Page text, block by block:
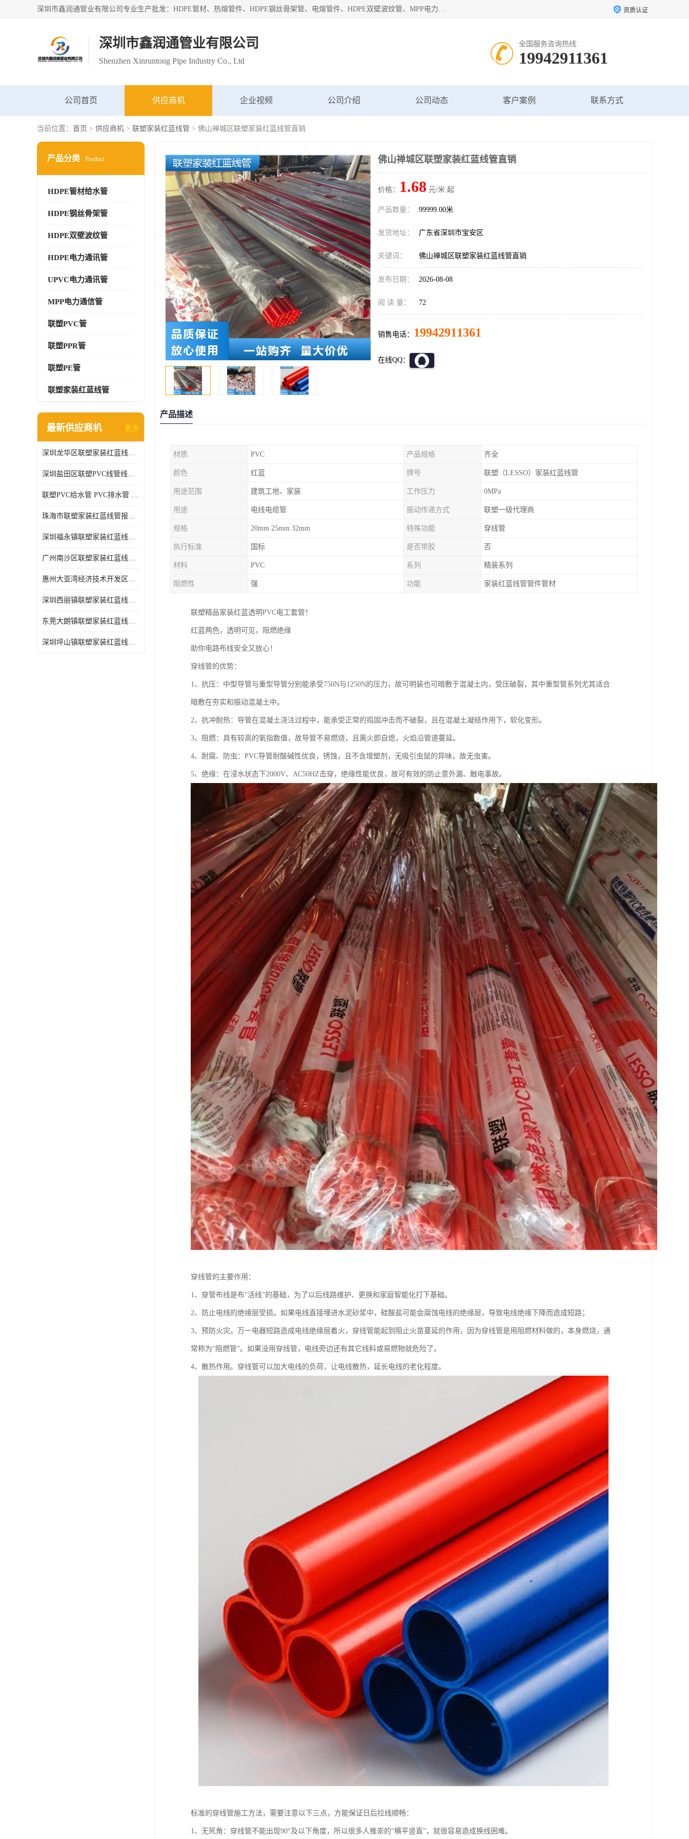
深圳市鑫润通管业有限公司专业生产批发：HDPE管材、热熔管件、HDPE钢丝骨架管、电熔管件、HDPE双壁波纹管、MPP电力管、井盖、PVC管材管件、PPR管材管件等；公司自创建以来，始终秉承“团结、务实、创新、守信”的服务宗旨，凭借专业的服务以及多年的勤奋拼搏，发展成为一家专业销售各种管材管件，绝缘电工套管及配件等系列产品的贸易公司。 资质认证
深圳市鑫润通管业有限公司
Shenzhen Xinruntong Pipe Industry Co., Ltd
全国服务咨询热线:
19942911361
公司首页 供应商机 企业视频 公司介绍 公司动态 客户案例 联系方式
当前位置： 首页 > 供应商机 > 联塑家装红蓝线管 > 佛山禅城区联塑家装红蓝线管直销
产品分类 Product
HDPE管材给水管
HDPE钢丝骨架管
HDPE双壁波纹管
HDPE电力通讯管
UPVC电力通讯管
MPP电力通信管
联塑PVC管
联塑PPR管
联塑PE管
联塑家装红蓝线管
最新供应商机 更多
深圳龙华区联塑家装红蓝线管报价单
深圳盐田区联塑PVC线管线槽厂商 可零售批发
联塑PVC给水管 PVC排水管 PVC线管线槽
珠海市联塑家装红蓝线管报价表 联塑水管供货商
深圳福永镇联塑家装红蓝线管价格 支持送货上门
广州南沙区联塑家装红蓝线管批发 库存充足
惠州大亚湾经济技术开发区联塑PPR热水管公司
深圳西丽镇联塑家装红蓝线管供货商 联塑管道供应
东莞大朗镇联塑家装红蓝线管电话 联塑管道经销商
深圳坪山镇联塑家装红蓝线管型号 来电咨询
佛山禅城区联塑家装红蓝线管直销
价格： 1.68 元/米 起
产品数量： 99999.00米
发货地址： 广东省深圳市宝安区
关键词： 佛山禅城区联塑家装红蓝线管直销
发布日期： 2026-08-08
阅 读 量： 72
销售电话： 19942911361
在线QQ：
产品描述
材质 PVC 产品规格 齐全
颜色 红蓝 牌号 联塑（LESSO）家装红蓝线管
用途范围 建筑工地、家装 工作压力 0MPa
用途 电线电缆管 振动传递方式 联塑一级代理商
规格 20mm 25mm 32mm 特殊功能 穿线管
执行标准 国标 是否带胶 否
材料 PVC 系列 精装系列
阻燃性 强 功能 家装红蓝线管管件管材
联塑精品家装红蓝透明PVC电工套管！
红蓝两色，透明可见，阻燃绝缘
助你电路布线安全又放心！
穿线管的优势：
1、抗压：中型导管与重型导管分别能承受750N与1250N的压力，故可明装也可暗敷于混凝土内，受压破裂，其中重型管系列尤其适合
暗敷在夯实和振动混凝土中。
2、抗冲耐热：导管在混凝土浇注过程中，能承受正常的捣固冲击而不破裂，且在混凝土凝结作用下，软化变形。
3、阻燃：具有较高的氧指数值，故导管不易燃烧，且离火即自熄，火焰沿管道蔓延。
4、耐腐、防虫：PVC导管耐酸碱性优良，锈蚀，且不含增塑剂，无吸引虫鼠的异味，故无虫害。
5、绝缘：在浸水状态下2000V、AC50HZ击穿，绝缘性能优良，故可有效的防止意外漏、触电事故。
穿线管的主要作用：
1、穿管布线是布“活线”的基础，为了以后线路维护、更换和家庭智能化打下基础。
2、防止电线的绝缘层受损。如果电线直接埋进水泥砂浆中，硅酸盐可能会腐蚀电线的绝缘层，导致电线绝缘下降而造成短路；
3、预防火灾。万一电器短路造成电线绝缘层着火，穿线管能起到阻止火苗蔓延的作用，因为穿线管是用阻燃材料做的，本身燃烧，通
常称为“阻燃管”。如果没用穿线管，电线旁边还有其它线料或易燃物就危险了。
4、散热作用。穿线管可以加大电线的负荷，让电线散热，延长电线的老化程度。
标准的穿线管施工方法，需要注意以下三点，方能保证日后拉线顺畅：
1、无死角：穿线管不能出现90°及以下角度，所以很多人推崇的“横平竖直”，就很容易造成换线困难。